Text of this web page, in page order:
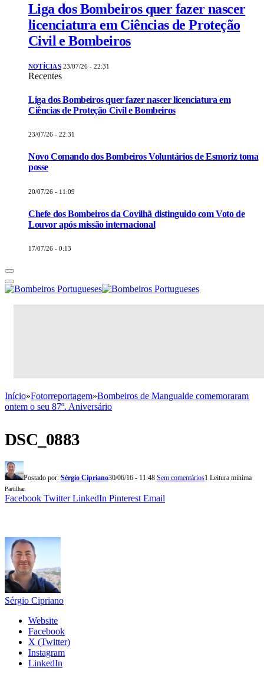
Liga dos Bombeiros quer fazer nascer
licenciatura em Ciências de Proteção
Civil e Bombeiros
NOTÍCIAS 23/07/26 - 22:31
Recentes
Liga dos Bombeiros quer fazer nascer licenciatura em
Ciências de Proteção Civil e Bombeiros
23/07/26 - 22:31
Novo Comando dos Bombeiros Voluntários de Esmoriz toma
posse
20/07/26 - 11:09
Chefe dos Bombeiros da Covilhã distinguido com Voto de
Louvor após missão internacional
17/07/26 - 0:13
Início»Fotorreportagem»Bombeiros de Mangualde comemoraram
ontem o seu 87º. Aniversário
DSC_0883
Postado por: Sérgio Cipriano30/06/16 - 11:48 Sem comentários1 Leitura mínima
Partilhar
Facebook Twitter LinkedIn Pinterest Email
Sérgio Cipriano
Website
Facebook
X (Twitter)
Instagram
LinkedIn